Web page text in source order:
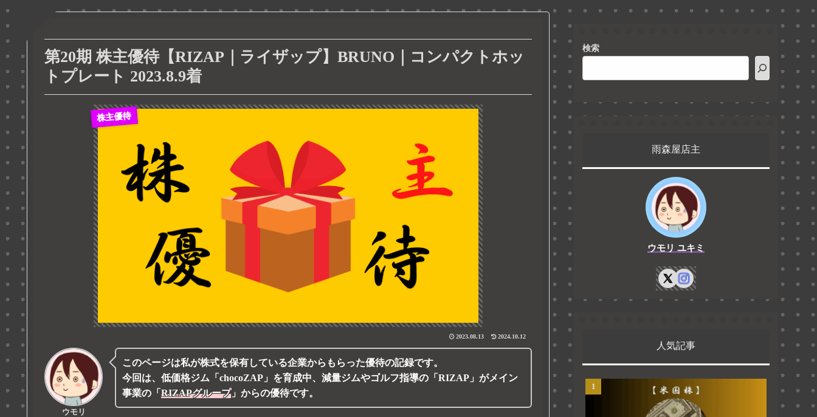
第20期 株主優待【RIZAP｜ライザップ】BRUNO｜コンパクトホッ
トプレート 2023.8.9着
株主優待
2023.08.13 2024.10.12
ウモリ
このページは私が株式を保有している企業からもらった優待の記録です。
今回は、低価格ジム「chocoZAP」を育成中、減量ジムやゴルフ指導の「RIZAP」がメイン
事業の 「RIZAPグループ」からの優待です。
検索
雨森屋店主
ウモリ ユキミ
人気記事